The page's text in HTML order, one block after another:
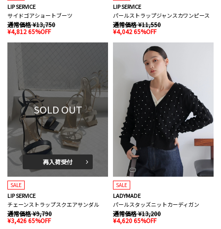
LIP SERVICE
サイドゴアショートブーツ
通常価格 ¥13,750
¥4,812 65%OFF
LIP SERVICE
パールストラップジャンスカワンピース
通常価格 ¥11,550
¥4,042 65%OFF
SOLD OUT
再入荷受付
SALE
LIP SERVICE
チェーンストラップスクエアサンダル
通常価格 ¥9,790
¥3,426 65%OFF
SALE
LADYMADE
パールスタッズニットカーディガン
通常価格 ¥13,200
¥4,620 65%OFF